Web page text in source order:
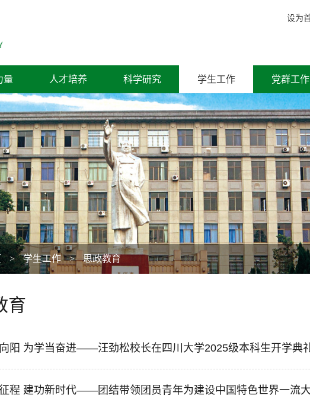
设为
量 人才培养 科学研究 学生工作 党群工作
> 学生工作 > 思政教育
育
阳 为学当奋进——汪劲松校长在四川大学2025级本科生开学典
程 建功新时代——团结带领团员青年为建设中国特色世界一流